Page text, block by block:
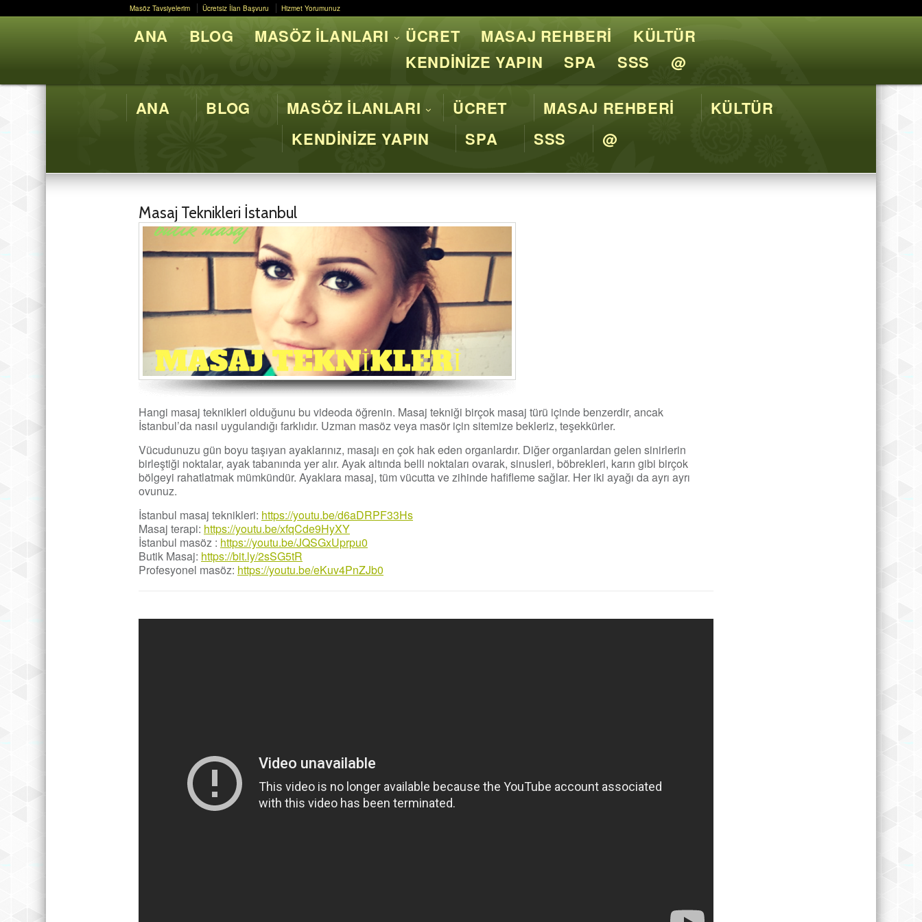
Masöz Tavsiyelerim Ücretsiz İlan Başvuru Hizmet Yorumunuz
Butik Masaj İstanbul - Profesyonel Tavsiyeler
ANA BLOG MASÖZ İLANLARI ÜCRET MASAJ REHBERİ
KÜLTÜR
KENDİNİZE YAPIN
SPA SSS @
Masaj Teknikleri İstanbul
Hangi masaj teknikleri olduğunu bu videoda öğrenin. Masaj tekniği birçok masaj türü içinde benzerdir, ancak
İstanbul’da nasıl uygulandığı farklıdır. Uzman masöz veya masör için sitemize bekleriz, teşekkürler.
Vücudunuzu gün boyu taşıyan ayaklarınız, masajı en çok hak eden organlardır. Diğer organlardan gelen sinirlerin
birleştiği noktalar, ayak tabanında yer alır. Ayak altında belli noktaları ovarak, sinusleri, böbrekleri, karın gibi birçok
bölgeyi rahatlatmak mümkündür. Ayaklara masaj, tüm vücutta ve zihinde hafifleme sağlar. Her iki ayağı da ayrı ayrı
ovunuz.
İstanbul masaj teknikleri: https://youtu.be/d6aDRPF33Hs
Masaj terapi: https://youtu.be/xfqCde9HyXY
İstanbul masöz : https://youtu.be/JQSGxUprpu0
Butik Masaj: https://bit.ly/2sSG5tR
Profesyonel masöz: https://youtu.be/eKuv4PnZJb0
Masöz Tavsiyelerim Ücretsiz İlan Başvuru Hizmet Yorumunuz
ANA BLOG MASÖZ İLANLARI ÜCRET MASAJ REHBERİ
KÜLTÜR
KENDİNİZE YAPIN
SPA SSS @